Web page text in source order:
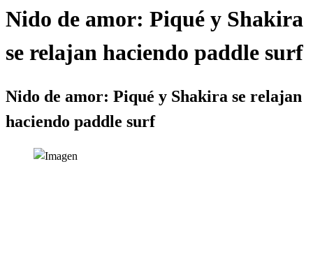
Nido de amor: Piqué y Shakira
se relajan haciendo paddle surf
Nido de amor: Piqué y Shakira se relajan
haciendo paddle surf